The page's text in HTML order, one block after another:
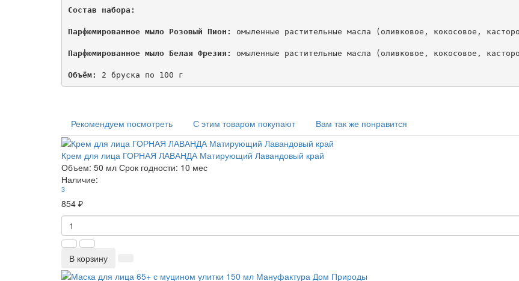
Состав набора:
Парфюмированное мыло Розовый Пион: омыленные растительные масла (оливковое, кокосовое,
Парфюмированное мыло Белая Фрезия: омыленные растительные масла (оливковое, кокосовое,
Объём: 2 бруска по 100 г
Рекомендуем посмотреть С этим товаром покупают Вам так же понравится
Крем для лица ГОРНАЯ ЛАВАНДА Матирующий Лавандовый край
Объем: 50 мл Срок годности: 10 мес
Наличие:
3
854 ₽
В корзину